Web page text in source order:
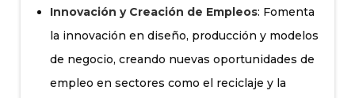
Innovación y Creación de Empleos: Fomenta
la innovación en diseño, producción y modelos
de negocio, creando nuevas oportunidades de
empleo en sectores como el reciclaje y la